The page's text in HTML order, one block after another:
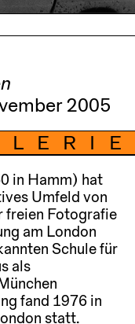
2005
in Hamm) hat
Umfeld von
freien Fotografie
am London
Schule für
als
fand 1976 in
statt.